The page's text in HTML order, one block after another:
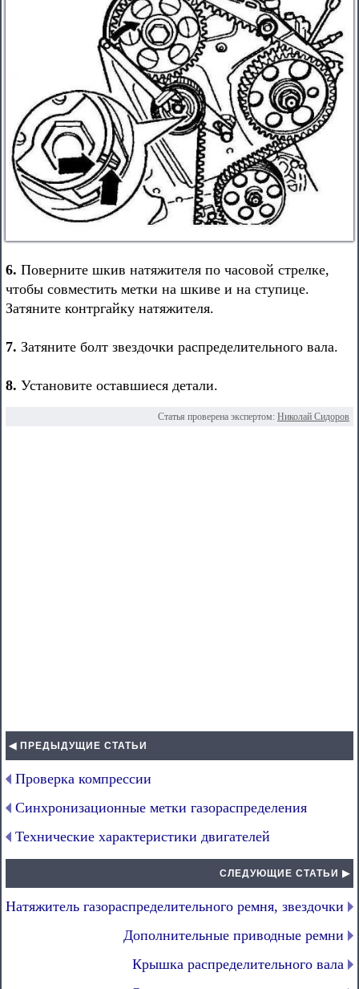
6. Поверните шкив натяжителя по часовой стрелке,
чтобы совместить метки на шкиве и на ступице.
Затяните контргайку натяжителя.
7. Затяните болт звездочки распределительного вала.
8. Установите оставшиеся детали.
Статья проверена экспертом: Николай Сидоров
◀ ПРЕДЫДУЩИЕ СТАТЬИ
Проверка компрессии
Синхронизационные метки газораспределения
Технические характеристики двигателей
СЛЕДУЮЩИЕ СТАТЬИ ▶
Натяжитель газораспределительного ремня, звездочки
Дополнительные приводные ремни
Крышка распределительного вала